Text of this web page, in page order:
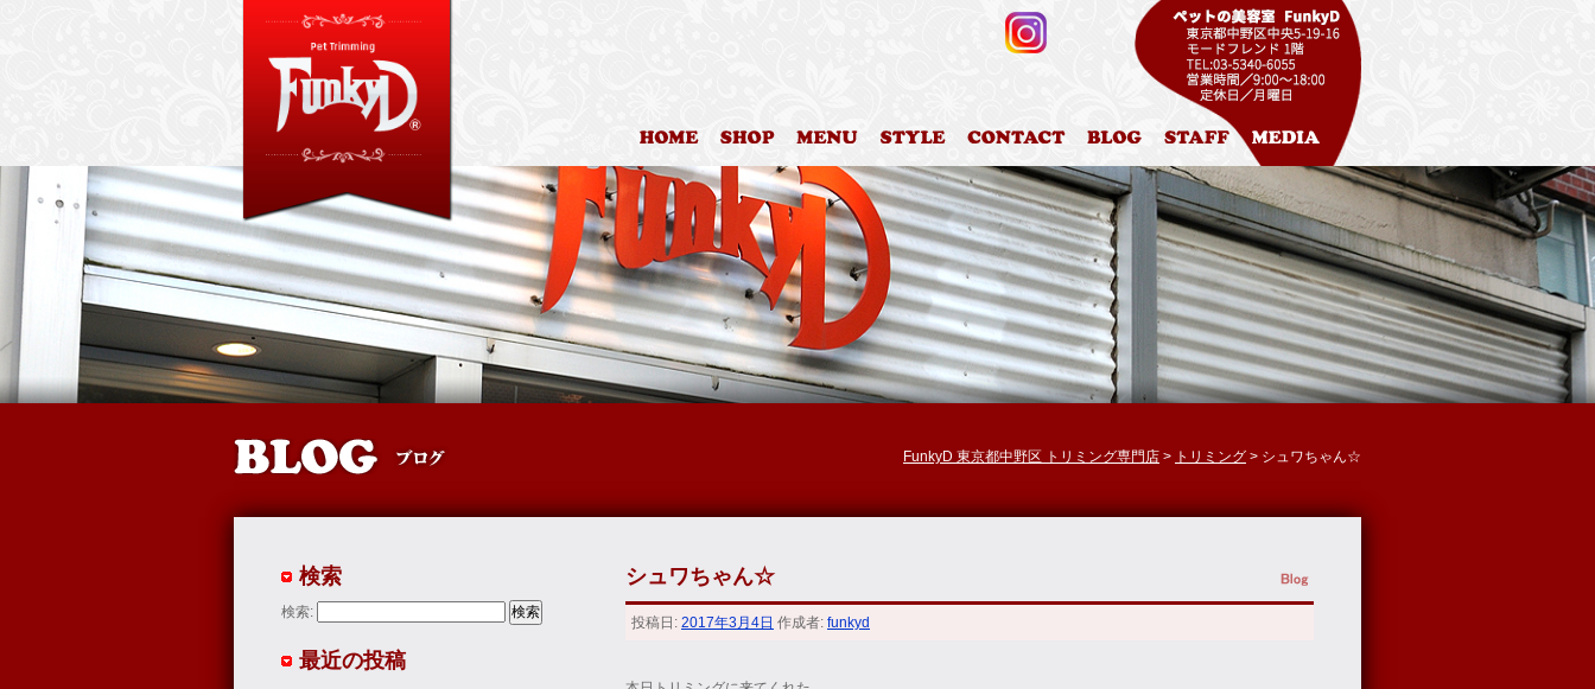
HOME 店舗案内 料金表 カットスタイル お問合わせ ブログ スタッフ紹介
FunkyD 東京都中野区 トリミング専門店 > トリミング > シュワちゃん☆
シュワちゃん☆
投稿日: 2017年3月4日 作成者: funkyd
検索
検索:
最近の投稿